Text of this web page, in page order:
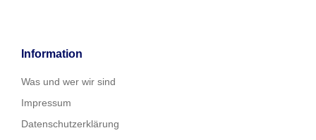
Information
Was und wer wir sind
Impressum
Datenschutzerklärung